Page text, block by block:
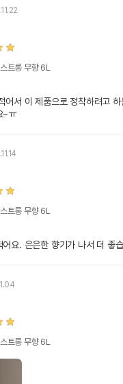
트롱 무향 6L
어서 이 제품으로 정착하려고
~ㅠ
트롱 무향 6L
요. 은은한 향기가 나서 더 좋
트롱 무향 6L